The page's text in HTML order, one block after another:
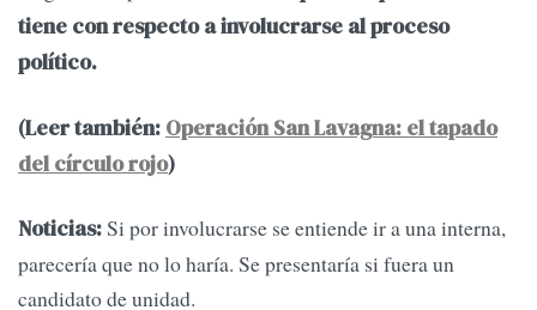
tiene con respecto a involucrarse al proceso
político.
(Leer también: Operación San Lavagna: el tapado
del círculo rojo)
Noticias:Si por involucrarse se entiende ir a una interna,
parecería que no lo haría. Se presentaría si fuera un
candidato de unidad.